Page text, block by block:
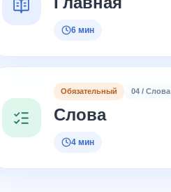
6 мин
Обязательный 04 / Слова
Слова
4 мин